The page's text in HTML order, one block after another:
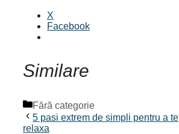
X
Facebook
Similare
Categorii
Fără categorie
5 pasi extrem de simpli pentru a te
relaxa